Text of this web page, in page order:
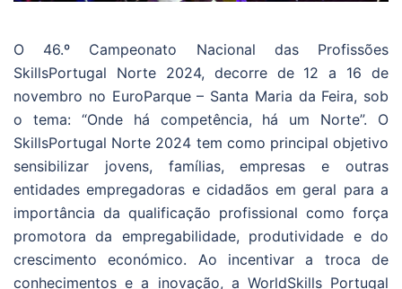
O 46.º Campeonato Nacional das Profissões
SkillsPortugal Norte 2024, decorre de 12 a 16 de
novembro no EuroParque – Santa Maria da Feira, sob
o tema: “Onde há competência, há um Norte”. O
SkillsPortugal Norte 2024 tem como principal objetivo
sensibilizar jovens, famílias, empresas e outras
entidades empregadoras e cidadãos em geral para a
importância da qualificação profissional como força
promotora da empregabilidade, produtividade e do
crescimento económico. Ao incentivar a troca de
conhecimentos e a inovação, a WorldSkills Portugal